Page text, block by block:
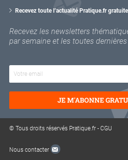
Recevez toute l’actualité Pratique.fr
Recevez les newsletters
par semaine et les toutes
o
r
e
e
JE M'ABONNE
© Tous droits réservés Pratique.fr -CGU
Nous contacter